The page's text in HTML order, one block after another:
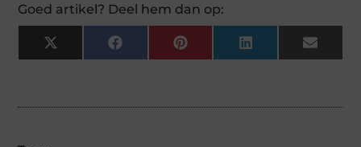
Goed artikel? Deel hem dan op:
X
(Twitter)
Facebook Pinterest LinkedIn Email